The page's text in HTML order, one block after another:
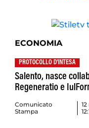
ECONOMIA
PROTOCOLLO D'INTESA
Salento, nasce
Regeneratio e
Comunicato
Stampa